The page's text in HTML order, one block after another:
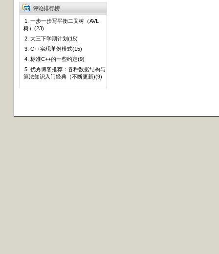
评论排行榜
1. 一步一步写平衡二叉树（AVL
树）(23)
2. 大三下学期计划(15)
3. C++实现单例模式(15)
4. 标准C++的一些约定(9)
5. 优秀博客推荐：各种数据结构与
算法知识入门经典（不断更新)(9)